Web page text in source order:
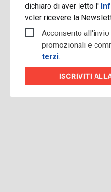
dichiaro di aver letto l'
voler ricevere la
Acconsento
promozionali e
terzi.
ISCRIVITI